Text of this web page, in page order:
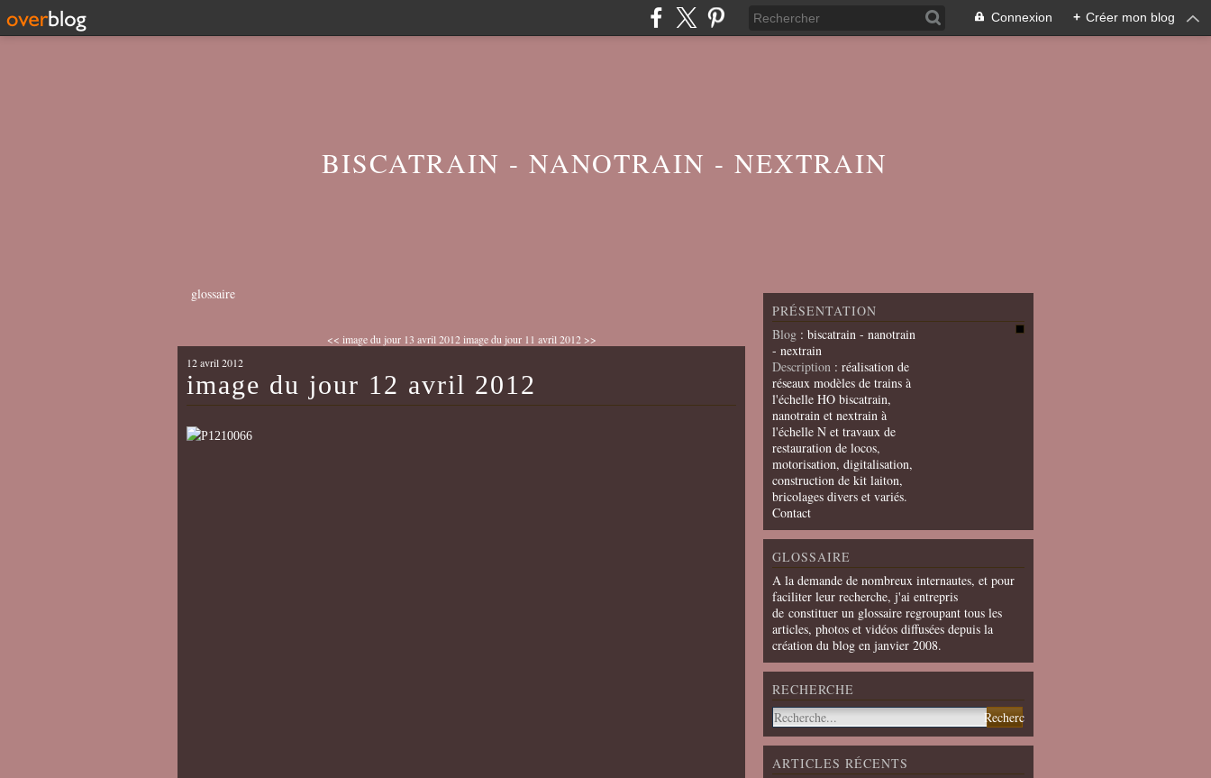
Connexion + Créer mon blog
BISCATRAIN - NANOTRAIN - NEXTRAIN
glossaire
<< image du jour 13 avril 2012 image du jour 11 avril 2012 >>
12 avril 2012
image du jour 12 avril 2012
PRÉSENTATION
Blog : biscatrain - nanotrain
- nextrain
Description : réalisation de
réseaux modèles de trains à
l'échelle HO biscatrain,
nanotrain et nextrain à
l'échelle N et travaux de
restauration de locos,
motorisation, digitalisation,
construction de kit laiton,
bricolages divers et variés.
Contact
GLOSSAIRE
A la demande de nombreux internautes, et pour
faciliter leur recherche, j'ai entrepris
de constituer un glossaire regroupant tous les
articles, photos et vidéos diffusées depuis la
création du blog en janvier 2008.
RECHERCHE
ARTICLES RÉCENTS